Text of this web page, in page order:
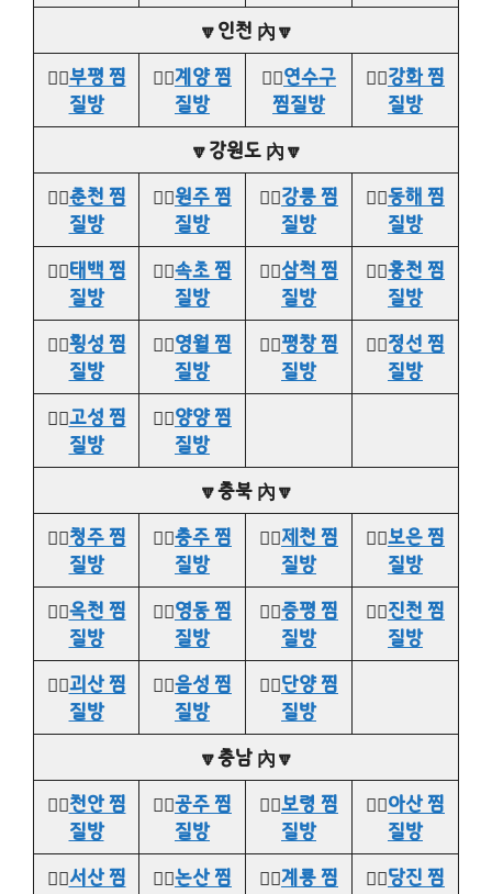
🔽인천 內🔽
👉🏻부평 찜
질방
👉🏻계양 찜
질방
👉🏻연수구
찜질방
👉🏻강화 찜
질방
🔽강원도 內🔽
👉🏻춘천 찜
질방
👉🏻원주 찜
질방
👉🏻강릉 찜
질방
👉🏻동해 찜
질방
👉🏻태백 찜
질방
👉🏻속초 찜
질방
👉🏻삼척 찜
질방
👉🏻홍천 찜
질방
👉🏻횡성 찜
질방
👉🏻영월 찜
질방
👉🏻평창 찜
질방
👉🏻정선 찜
질방
👉🏻고성 찜
질방
👉🏻양양 찜
질방
🔽충북 內🔽
👉🏻청주 찜
질방
👉🏻충주 찜
질방
👉🏻제천 찜
질방
👉🏻보은 찜
질방
👉🏻옥천 찜
질방
👉🏻영동 찜
질방
👉🏻증평 찜
질방
👉🏻진천 찜
질방
👉🏻괴산 찜
질방
👉🏻음성 찜
질방
👉🏻단양 찜
질방
🔽충남 內🔽
👉🏻천안 찜
질방
👉🏻공주 찜
질방
👉🏻보령 찜
질방
👉🏻아산 찜
질방
👉🏻서산 찜
👉🏻논산 찜
👉🏻계룡 찜
👉🏻당진 찜